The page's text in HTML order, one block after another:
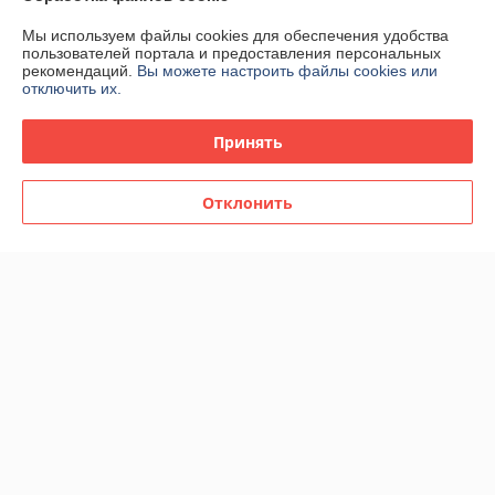
Контакты
Доставка и оплата
Мы используем файлы cookies для обеспечения удобства
пользователей портала и предоставления персональных
рекомендаций. Вы можете настроить файлы cookies или
отключить их.
Принять
Отклонить